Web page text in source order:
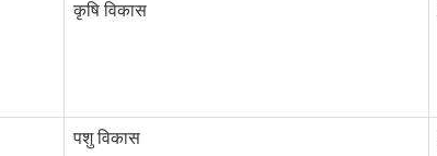
कृषि विकास
पशु विकास